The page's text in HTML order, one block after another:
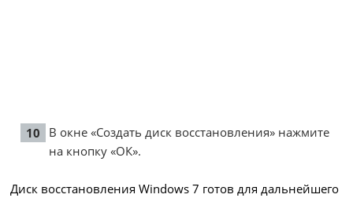
В окне «Создать диск восстановления» нажмите
на кнопку «ОК».
Диск восстановления Windows 7 готов для дальнейшего